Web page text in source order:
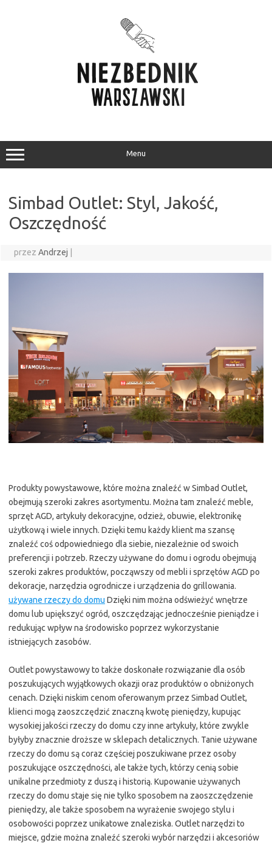
Menu
Simbad Outlet: Styl, Jakość,
Oszczędność
przez Andrzej
Produkty powystawowe, które można znaleźć w Simbad Outlet,
obejmują szeroki zakres asortymentu. Można tam znaleźć meble,
sprzęt AGD, artykuły dekoracyjne, odzież, obuwie, elektronikę
użytkową i wiele innych. Dzięki temu każdy klient ma szansę
znaleźć coś odpowiedniego dla siebie, niezależnie od swoich
preferencji i potrzeb. Rzeczy używane do domu i ogrodu obejmują
szeroki zakres produktów, począwszy od mebli i sprzętów AGD po
dekoracje, narzędzia ogrodnicze i urządzenia do grillowania.
używane rzeczy do domu Dzięki nim można odświeżyć wnętrze
domu lub upiększyć ogród, oszczędzając jednocześnie pieniądze i
redukując wpływ na środowisko poprzez wykorzystanie
istniejących zasobów.
Outlet powystawowy to także doskonałe rozwiązanie dla osób
poszukujących wyjątkowych okazji oraz produktów o obniżonych
cenach. Dzięki niskim cenom oferowanym przez Simbad Outlet,
klienci mogą zaoszczędzić znaczną kwotę pieniędzy, kupując
wysokiej jakości rzeczy do domu czy inne artykuły, które zwykle
byłyby znacznie droższe w sklepach detalicznych. Tanie używane
rzeczy do domu są coraz częściej poszukiwane przez osoby
poszukujące oszczędności, ale także tych, którzy cenią sobie
unikalne przedmioty z duszą i historią. Kupowanie używanych
rzeczy do domu staje się nie tylko sposobem na zaoszczędzenie
pieniędzy, ale także sposobem na wyrażenie swojego stylu i
osobowości poprzez unikatowe znaleziska. Outlet narzędzi to
miejsce, gdzie można znaleźć szeroki wybór narzędzi i akcesoriów